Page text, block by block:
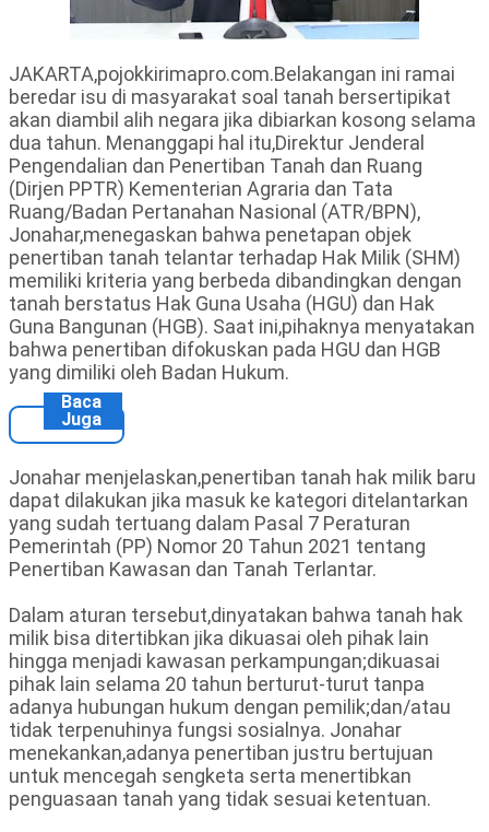
JAKARTA,pojokkirimapro.com.Belakangan ini ramai
beredar isu di masyarakat soal tanah bersertipikat
akan diambil alih negara jika dibiarkan kosong selama
dua tahun. Menanggapi hal itu,Direktur Jenderal
Pengendalian dan Penertiban Tanah dan Ruang
(Dirjen PPTR) Kementerian Agraria dan Tata
Ruang/Badan Pertanahan Nasional (ATR/BPN),
Jonahar,menegaskan bahwa penetapan objek
penertiban tanah telantar terhadap Hak Milik (SHM)
memiliki kriteria yang berbeda dibandingkan dengan
tanah berstatus Hak Guna Usaha (HGU) dan Hak
Guna Bangunan (HGB). Saat ini,pihaknya menyatakan
bahwa penertiban difokuskan pada HGU dan HGB
yang dimiliki oleh Badan Hukum.
Baca
Juga
Jonahar menjelaskan,penertiban tanah hak milik baru
dapat dilakukan jika masuk ke kategori ditelantarkan
yang sudah tertuang dalam Pasal 7 Peraturan
Pemerintah (PP) Nomor 20 Tahun 2021 tentang
Penertiban Kawasan dan Tanah Terlantar.
Dalam aturan tersebut,dinyatakan bahwa tanah hak
milik bisa ditertibkan jika dikuasai oleh pihak lain
hingga menjadi kawasan perkampungan;dikuasai
pihak lain selama 20 tahun berturut-turut tanpa
adanya hubungan hukum dengan pemilik;dan/atau
tidak terpenuhinya fungsi sosialnya. Jonahar
menekankan,adanya penertiban justru bertujuan
untuk mencegah sengketa serta menertibkan
penguasaan tanah yang tidak sesuai ketentuan.